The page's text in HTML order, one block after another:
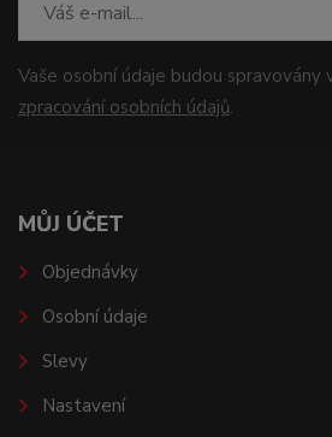
Vaše osobní údaje budou spravovány
zpracování osobních údajů.
MŮJ ÚČET
Objednávky
Osobní údaje
Slevy
Nastavení